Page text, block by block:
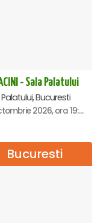
- Sala Palatului
Bucuresti
13 octombrie 2026, ora 19:00
Bucuresti